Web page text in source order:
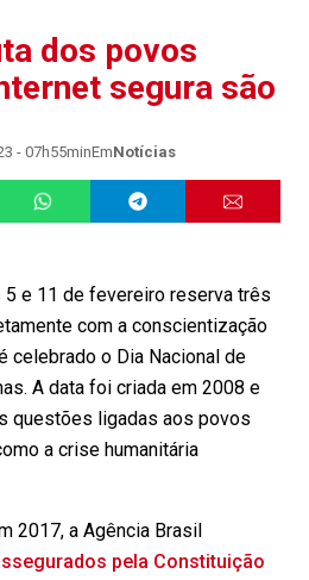
dos povos
segura são
- 07h55minEmNotícias
e 11 de fevereiro reserva três
com a conscientização
celebrado o Dia Nacional de
A data foi criada em 2008 e
questões ligadas aos povos
a crise humanitária
2017, a Agência Brasil
pela Constituição